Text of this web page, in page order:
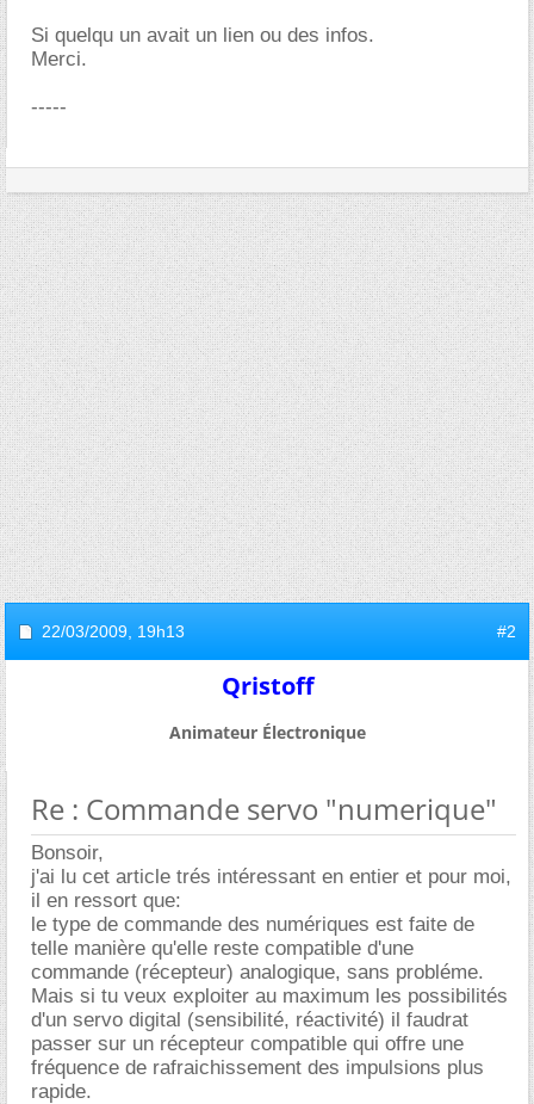
Si quelqu un avait un lien ou des infos.
Merci.
-----
22/03/2009, 19h13 #2
Qristoff
Animateur Électronique
Re : Commande servo "numerique"
Bonsoir,
j'ai lu cet article trés intéressant en entier et pour moi,
il en ressort que:
le type de commande des numériques est faite de
telle manière qu'elle reste compatible d'une
commande (récepteur) analogique, sans probléme.
Mais si tu veux exploiter au maximum les possibilités
d'un servo digital (sensibilité, réactivité) il faudrat
passer sur un récepteur compatible qui offre une
fréquence de rafraichissement des impulsions plus
rapide.